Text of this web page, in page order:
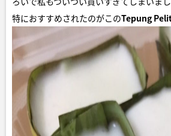
特におすすめされたのがこのTepung